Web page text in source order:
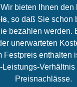
bieten Ihnen den
, so daß Sie schon
bezahlen werden.
unerwarteten
Festpreis enthalten
Preisnachlässe.